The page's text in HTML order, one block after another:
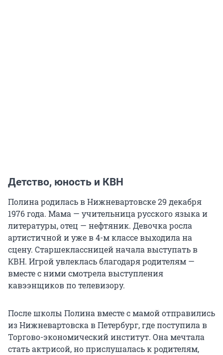
Детство, юность и КВН
Полина родилась в Нижневартовске 29 декабря
1976 года. Мама — учительница русского языка и
литературы, отец — нефтяник. Девочка росла
артистичной и уже в 4-м классе выходила на
сцену. Старшеклассницей начала выступать в
КВН. Игрой увлеклась благодаря родителям —
вместе с ними смотрела выступления
кавээнщиков по телевизору.
После школы Полина вместе с мамой отправились
из Нижневартовска в Петербург, где поступила в
Торгово-экономический институт. Она мечтала
стать актрисой, но прислушалась к родителям,